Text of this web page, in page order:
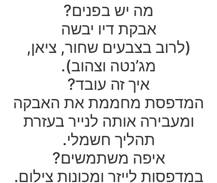
מה יש בפנים?
אבקת דיו יבשה
(לרוב בצבעים שחור, ציאן,
מג’נטה וצהוב).
איך זה עובד?
המדפסת מחממת את האבקה
ומעבירה אותה לנייר בעזרת
תהליך חשמלי.
איפה משתמשים?
במדפסות לייזר ומכונות צילום.